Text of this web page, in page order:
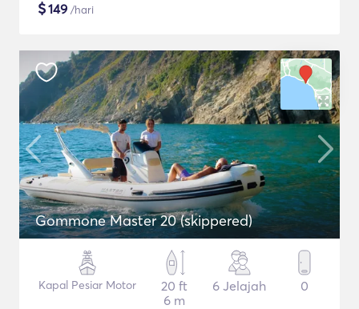
$149 /hari
Gommone Master 20 (skippered)
Kapal Pesiar Motor
20 ft
6 m
6 Jelajah 0